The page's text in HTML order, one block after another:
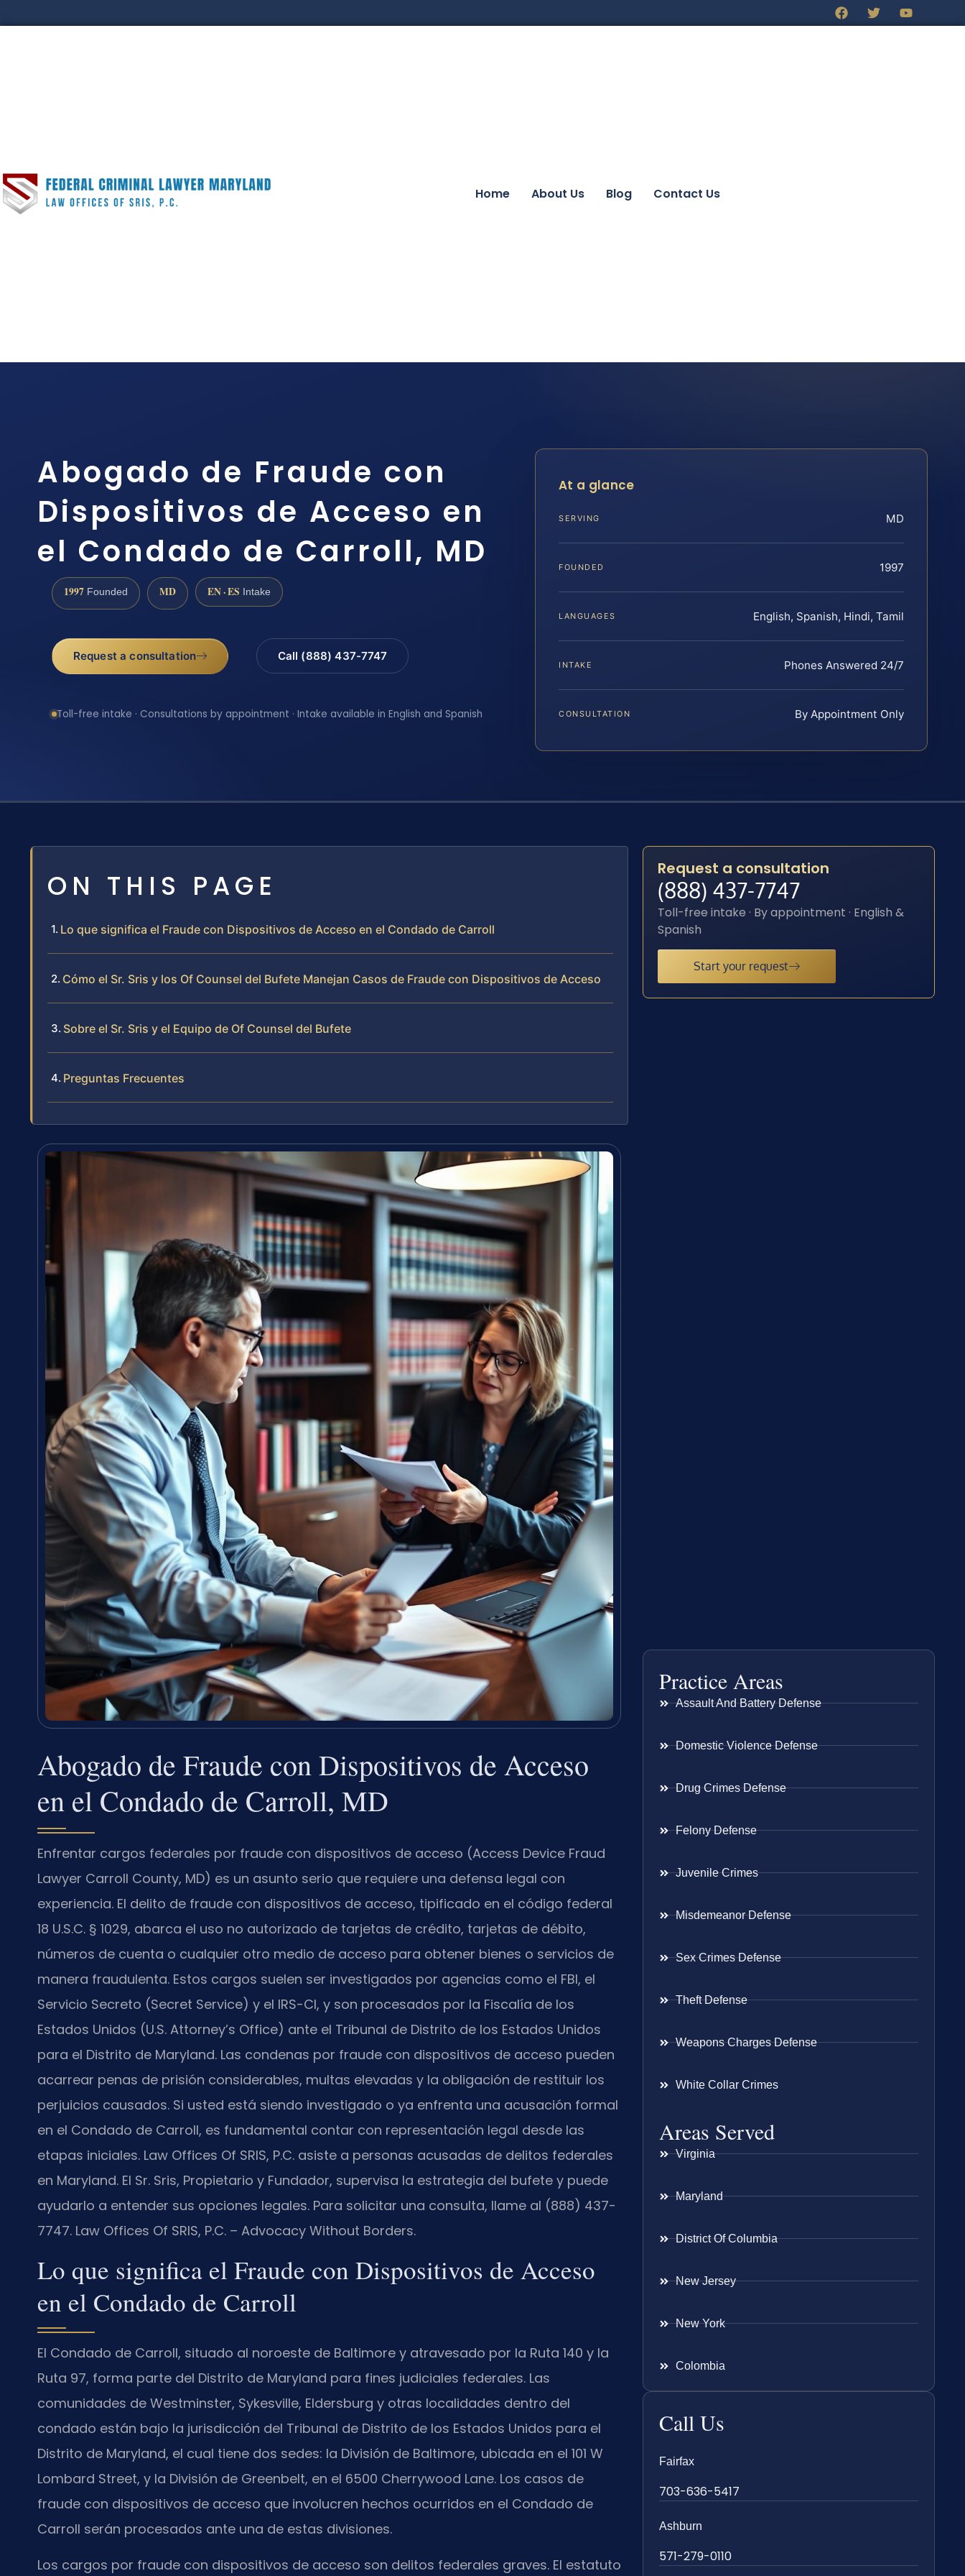
Home About Us Blog Contact Us
Abogado de Fraude con
Dispositivos de Acceso en
el Condado de Carroll, MD
1997 Founded MD EN · ES Intake
Request a consultation Call (888) 437-7747
Toll-free intake · Consultations by appointment · Intake available in English and Spanish
At a glance
SERVING MD
FOUNDED 1997
LANGUAGES English, Spanish, Hindi, Tamil
INTAKE Phones Answered 24/7
CONSULTATION By Appointment Only
ON THIS PAGE
Lo que significa el Fraude con Dispositivos de Acceso en el Condado de Carroll
Cómo el Sr. Sris y los Of Counsel del Bufete Manejan Casos de Fraude con Dispositivos de Acceso
Sobre el Sr. Sris y el Equipo de Of Counsel del Bufete
Preguntas Frecuentes
Abogado de Fraude con Dispositivos de Acceso
en el Condado de Carroll, MD
Enfrentar cargos federales por fraude con dispositivos de acceso (Access Device Fraud
Lawyer Carroll County, MD) es un asunto serio que requiere una defensa legal con
experiencia. El delito de fraude con dispositivos de acceso, tipificado en el código federal
18 U.S.C. § 1029, abarca el uso no autorizado de tarjetas de crédito, tarjetas de débito,
números de cuenta o cualquier otro medio de acceso para obtener bienes o servicios de
manera fraudulenta. Estos cargos suelen ser investigados por agencias como el FBI, el
Servicio Secreto (Secret Service) y el IRS-CI, y son procesados por la Fiscalía de los
Estados Unidos (U.S. Attorney’s Office) ante el Tribunal de Distrito de los Estados Unidos
para el Distrito de Maryland. Las condenas por fraude con dispositivos de acceso pueden
acarrear penas de prisión considerables, multas elevadas y la obligación de restituir los
perjuicios causados. Si usted está siendo investigado o ya enfrenta una acusación formal
en el Condado de Carroll, es fundamental contar con representación legal desde las
etapas iniciales. Law Offices Of SRIS, P.C. asiste a personas acusadas de delitos federales
en Maryland. El Sr. Sris, Propietario y Fundador, supervisa la estrategia del bufete y puede
ayudarlo a entender sus opciones legales. Para solicitar una consulta, llame al (888) 437-
7747. Law Offices Of SRIS, P.C. – Advocacy Without Borders.
Lo que significa el Fraude con Dispositivos de Acceso
en el Condado de Carroll
El Condado de Carroll, situado al noroeste de Baltimore y atravesado por la Ruta 140 y la
Ruta 97, forma parte del Distrito de Maryland para fines judiciales federales. Las
comunidades de Westminster, Sykesville, Eldersburg y otras localidades dentro del
condado están bajo la jurisdicción del Tribunal de Distrito de los Estados Unidos para el
Distrito de Maryland, el cual tiene dos sedes: la División de Baltimore, ubicada en el 101 W
Lombard Street, y la División de Greenbelt, en el 6500 Cherrywood Lane. Los casos de
fraude con dispositivos de acceso que involucren hechos ocurridos en el Condado de
Carroll serán procesados ante una de estas divisiones.
Los cargos por fraude con dispositivos de acceso son delitos federales graves. El estatuto
Request a consultation
(888) 437-7747
Toll-free intake · By appointment · English &
Spanish
Start your request
Practice Areas
Assault And Battery Defense
Domestic Violence Defense
Drug Crimes Defense
Felony Defense
Juvenile Crimes
Misdemeanor Defense
Sex Crimes Defense
Theft Defense
Weapons Charges Defense
White Collar Crimes
Areas Served
Virginia
Maryland
District Of Columbia
New Jersey
New York
Colombia
Call Us
Fairfax
703-636-5417
Ashburn
571-279-0110